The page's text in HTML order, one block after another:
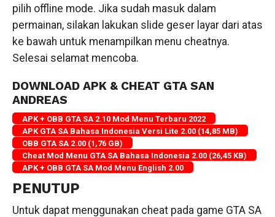
pilih offline mode. Jika sudah masuk dalam
permainan, silakan lakukan slide geser layar dari atas
ke bawah untuk menampilkan menu cheatnya.
Selesai selamat mencoba.
DOWNLOAD APK & CHEAT GTA SAN
ANDREAS
APK + OBB GTA SA 2.10 Mod Menu Terbaru 2022
APK GTA SA Bahasa Indonesia Versi Lite 2.00 (14,85 MB)
OBB GTA SA 2.00 (1,76 GB)
Cheat Mod Menu GTA SA Bahasa Indonesia 2.00 (26,45 KB)
APK + OBB GTA SA Mod Menu English 2.00
PENUTUP
Untuk dapat menggunakan cheat pada game GTA SA